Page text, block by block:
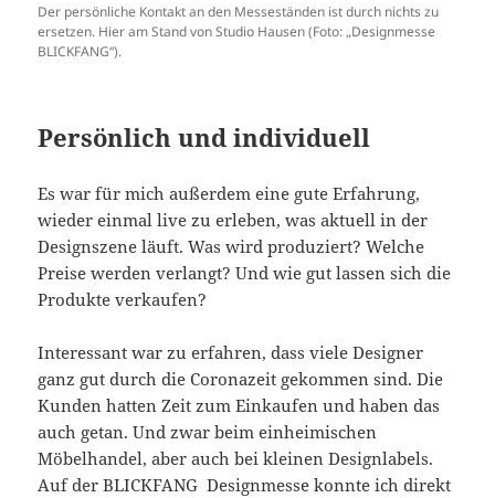
Der persönliche Kontakt an den Messeständen ist durch nichts zu
ersetzen. Hier am Stand von Studio Hausen (Foto: „Designmesse
BLICKFANG“).
Persönlich und individuell
Es war für mich außerdem eine gute Erfahrung,
wieder einmal live zu erleben, was aktuell in der
Designszene läuft. Was wird produziert? Welche
Preise werden verlangt? Und wie gut lassen sich die
Produkte verkaufen?
Interessant war zu erfahren, dass viele Designer
ganz gut durch die Coronazeit gekommen sind. Die
Kunden hatten Zeit zum Einkaufen und haben das
auch getan. Und zwar beim einheimischen
Möbelhandel, aber auch bei kleinen Designlabels.
Auf der BLICKFANG Designmesse konnte ich direkt